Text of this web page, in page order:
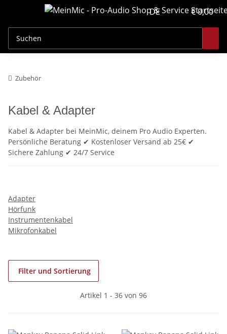
DE € 0,00
Zubehör
Kabel & Adapter
Kabel & Adapter bei MeinMic, deinem Pro Audio Experten.
Persönliche Beratung ✔ Kostenloser Versand ab 25€ ✔
Sichere Zahlung ✔ 24/7 Service
Adapter
Hörfunk
Instrumentenkabel
Mikrofonkabel
Filter und Sortierung
Artikel 1 - 36 von 96